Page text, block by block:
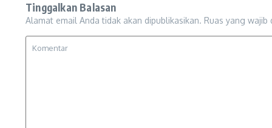
Tinggalkan Balasan
Alamat email Anda tidak akan dipublikasikan. Ruas yang wajib